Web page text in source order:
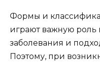
Формы и
играют важную роль
заболевания и
Поэтому, при